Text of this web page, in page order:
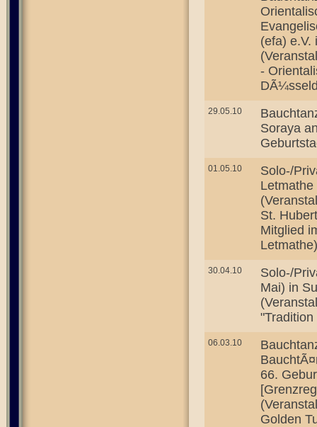
(efa)
-
29.05.10
Soraya
01.05.10
Solo-/
Letmathe
St.
Mitglied
Letmathe)
30.04.10
Solo-/
Mai) in
06.03.10
66.
Golden